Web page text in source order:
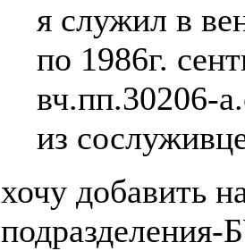
я служил в
по 1986г.
вч.пп.30206-
из
хочу добавить
подразделения-